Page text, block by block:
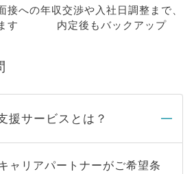
接への
す
年収交渉や入社日調整まで、
内定後もバックアップ
援サービスとは？
ャリアパートナーがご希望条